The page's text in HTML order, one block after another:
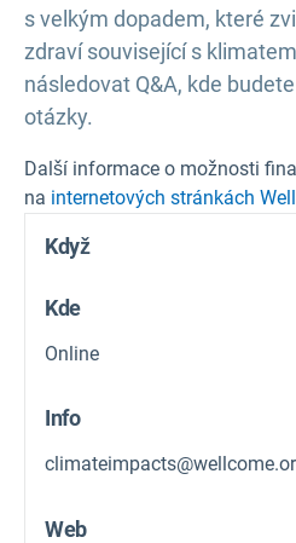
s velkým dopadem, které
zdraví související s
následovat Q&A, kde
otázky.
Další informace o možnosti
na internetových stránkách
Když
Kde
Online
Info
Web